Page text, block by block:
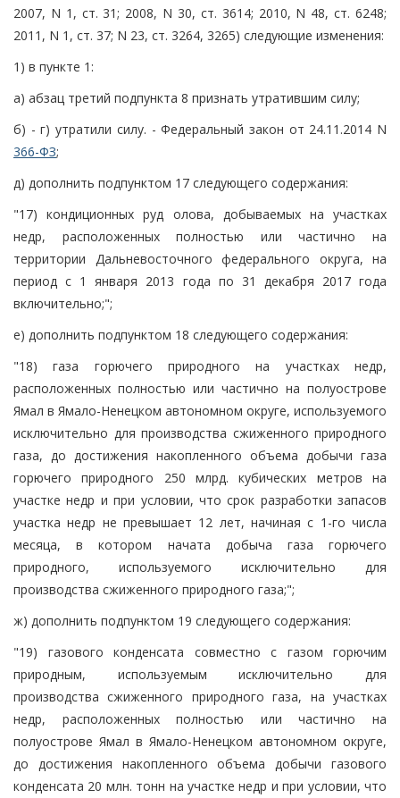
2007, N 1, ст. 31; 2008, N 30, ст. 3614; 2010, N 48, ст. 6248;
2011, N 1, ст. 37; N 23, ст. 3264, 3265) следующие изменения:
1) в пункте 1:
а) абзац третий подпункта 8 признать утратившим силу;
б) - г) утратили силу. - Федеральный закон от 24.11.2014 N
366-ФЗ;
д) дополнить подпунктом 17 следующего содержания:
"17) кондиционных руд олова, добываемых на участках
недр, расположенных полностью или частично на
территории Дальневосточного федерального округа, на
период с 1 января 2013 года по 31 декабря 2017 года
включительно;";
е) дополнить подпунктом 18 следующего содержания:
"18) газа горючего природного на участках недр,
расположенных полностью или частично на полуострове
Ямал в Ямало-Ненецком автономном округе, используемого
исключительно для производства сжиженного природного
газа, до достижения накопленного объема добычи газа
горючего природного 250 млрд. кубических метров на
участке недр и при условии, что срок разработки запасов
участка недр не превышает 12 лет, начиная с 1-го числа
месяца, в котором начата добыча газа горючего
природного, используемого исключительно для
производства сжиженного природного газа;";
ж) дополнить подпунктом 19 следующего содержания:
"19) газового конденсата совместно с газом горючим
природным, используемым исключительно для
производства сжиженного природного газа, на участках
недр, расположенных полностью или частично на
полуострове Ямал в Ямало-Ненецком автономном округе,
до достижения накопленного объема добычи газового
конденсата 20 млн. тонн на участке недр и при условии, что